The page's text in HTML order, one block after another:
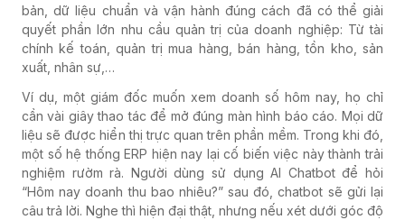
bản, dữ liệu chuẩn và vận hành đúng cách đã có thể giải
quyết phần lớn nhu cầu quản trị của doanh nghiệp: Từ tài
chính kế toán, quản trị mua hàng, bán hàng, tồn kho, sản
xuất, nhân sự,…
Ví dụ, một giám đốc muốn xem doanh số hôm nay, họ chỉ
cần vài giây thao tác để mở đúng màn hình báo cáo. Mọi dữ
liệu sẽ được hiển thị trực quan trên phần mềm. Trong khi đó,
một số hệ thống ERP hiện nay lại cố biến việc này thành trải
nghiệm rườm rà. Người dùng sử dụng AI Chatbot để hỏi
“Hôm nay doanh thu bao nhiêu?” sau đó, chatbot sẽ gửi lại
câu trả lời. Nghe thì hiện đại thật, nhưng nếu xét dưới góc độ